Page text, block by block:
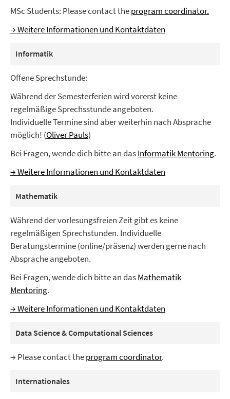
MSc Students: Please contact theprogram coordinator.
→ Weitere Informationen und Kontaktdaten
Informatik
Offene Sprechstunde:
Während der Semesterferien wird vorerst keine
regelmäßige Sprechsstunde angeboten.
Individuelle Termine sind aber weiterhin nach Absprache
möglich! (Oliver Pauls)
Bei Fragen, wende dich bitte an dasInformatik Mentoring.
→ Weitere Informationen und Kontaktdaten
Mathematik
Während der vorlesungsfreien Zeit gibt es keine
regelmäßigen Sprechstunden. Individuelle
Beratungstermine (online/präsenz) werden gerne nach
Absprache angeboten.
Bei Fragen, wende dich bitte an dasMathematik
Mentoring.
→ Weitere Informationen und Kontaktdaten
Data Science & Computational Sciences
→ Please contact theprogram coordinator.
Internationales